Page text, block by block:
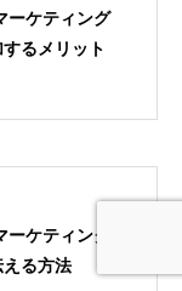
ーケティング
るメリット
ケティング
る方法